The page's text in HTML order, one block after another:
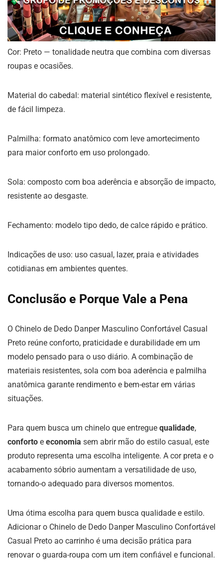
Cor: Preto — tonalidade neutra que combina com diversas
roupas e ocasiões.
Material do cabedal: material sintético flexível e resistente,
de fácil limpeza.
Palmilha: formato anatômico com leve amortecimento
para maior conforto em uso prolongado.
Sola: composto com boa aderência e absorção de impacto,
resistente ao desgaste.
Fechamento: modelo tipo dedo, de calce rápido e prático.
Indicações de uso: uso casual, lazer, praia e atividades
cotidianas em ambientes quentes.
Conclusão e Porque Vale a Pena
O Chinelo de Dedo Danper Masculino Confortável Casual
Preto reúne conforto, praticidade e durabilidade em um
modelo pensado para o uso diário. A combinação de
materiais resistentes, sola com boa aderência e palmilha
anatômica garante rendimento e bem-estar em várias
situações.
Para quem busca um chinelo que entregue qualidade,
conforto e economia sem abrir mão do estilo casual, este
produto representa uma escolha inteligente. A cor preta e o
acabamento sóbrio aumentam a versatilidade de uso,
tornando-o adequado para diversos momentos.
Uma ótima escolha para quem busca qualidade e estilo.
Adicionar o Chinelo de Dedo Danper Masculino Confortável
Casual Preto ao carrinho é uma decisão prática para
renovar o guarda-roupa com um item confiável e funcional.